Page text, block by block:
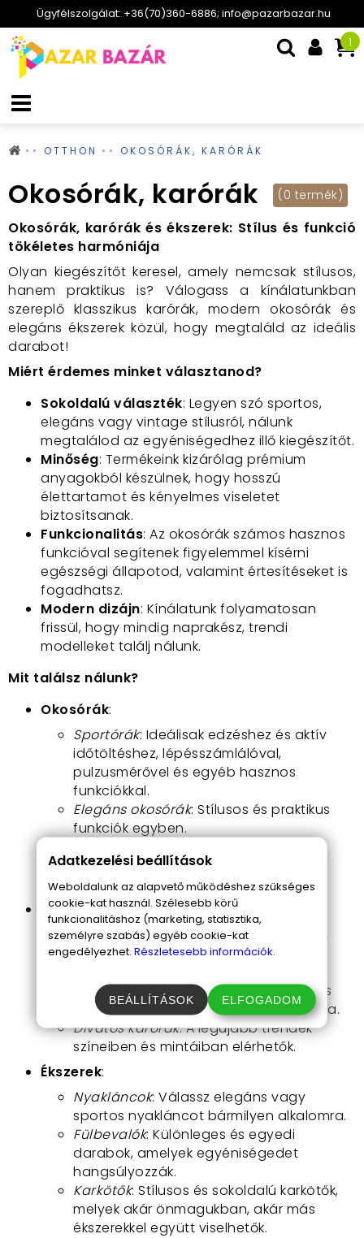
Ügyfélszolgálat: +36(70)360-6886; info@pazarbazar.hu
1
OTTHON OKOSÓRÁK, KARÓRÁK
Okosórák, karórák (0 termék)
Okosórák, karórák és ékszerek: Stílus és funkció
tökéletes harmóniája
Olyan kiegészítőt keresel, amely nemcsak stílusos,
hanem praktikus is? Válogass a kínálatunkban
szereplő klasszikus karórák, modern okosórák és
elegáns ékszerek közül, hogy megtaláld az ideális
darabot!
Miért érdemes minket választanod?
Sokoldalú választék: Legyen szó sportos,
elegáns vagy vintage stílusról, nálunk
megtalálod az egyéniségedhez illő kiegészítőt.
Minőség: Termékeink kizárólag prémium
anyagokból készülnek, hogy hosszú
élettartamot és kényelmes viseletet
biztosítsanak.
Funkcionalitás: Az okosórák számos hasznos
funkcióval segítenek figyelemmel kísérni
egészségi állapotod, valamint értesítéseket is
fogadhatsz.
Modern dizájn: Kínálatunk folyamatosan
frissül, hogy mindig naprakész, trendi
modelleket találj nálunk.
Mit találsz nálunk?
Okosórák:
Sportórák: Ideálisak edzéshez és aktív
időtöltéshez, lépésszámlálóval,
pulzusmérővel és egyéb hasznos
funkciókkal.
Elegáns okosórák: Stílusos és praktikus
funkciók egyben.
biztonságos eszközök a gyerekek
számára.
Karórák:
Klasszikus karórák: Időtálló és elegáns
modellek, melyek sosem mennek ki a
Sportos karórák: Tartós és funkcionális
órák aktív életmódot kedvelők számára.
Divatos karórák: A legújabb trendek
színeiben és mintáiban elérhetők.
Ékszerek:
Nyakláncok: Válassz elegáns vagy
sportos nyakláncot bármilyen alkalomra.
Fülbevalók: Különleges és egyedi
darabok, amelyek egyéniségedet
hangsúlyozzák.
Karkötők: Stílusos és sokoldalú karkötők,
melyek akár önmagukban, akár más
ékszerekkel együtt viselhetők.
Adatkezelési beállítások
Weboldalunk az alapvető működéshez szükséges
cookie-kat használ. Szélesebb körű
funkcionalitáshoz (marketing, statisztika,
személyre szabás) egyéb cookie-kat
engedélyezhet. Részletesebb információk.
BEÁLLÍTÁSOK ELFOGADOM